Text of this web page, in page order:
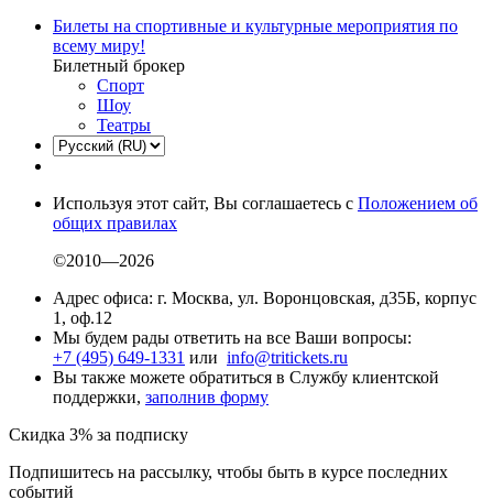
Билеты на спортивные и культурные мероприятия по
всему миру!
Билетный брокер
Спорт
Шоу
Театры
Используя этот сайт, Вы соглашаетесь с Положением об
общих правилах
©2010—2026
Адрес офиса: г. Москва, ул. Воронцовская, д35Б, корпус
1, оф.12
Мы будем рады ответить на все Ваши вопросы:
+7 (495) 649-1331 или info@tritickets.ru
Вы также можете обратиться в Службу клиентской
поддержки, заполнив форму
Скидка 3% за подписку
Подпишитесь на рассылку, чтобы быть в курсе последних
событий